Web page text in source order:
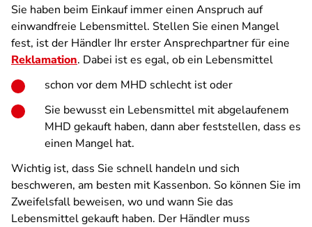
Sie haben beim Einkauf immer einen Anspruch auf
einwandfreie Lebensmittel. Stellen Sie einen Mangel
fest, ist der Händler Ihr erster Ansprechpartner für eine
Reklamation. Dabei ist es egal, ob ein Lebensmittel
schon vor dem MHD schlecht ist oder
Sie bewusst ein Lebensmittel mit abgelaufenem
MHD gekauft haben, dann aber feststellen, dass es
einen Mangel hat.
Wichtig ist, dass Sie schnell handeln und sich
beschweren, am besten mit Kassenbon. So können Sie im
Zweifelsfall beweisen, wo und wann Sie das
Lebensmittel gekauft haben. Der Händler muss